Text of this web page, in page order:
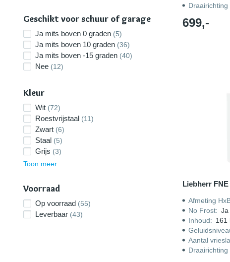
Draairichting
699,-
Liebherr FNE
Afmeting
No Frost: Ja
Inhoud: 161
Aantal
Draairichting
Geschikt voor schuur of garage
Ja mits boven 0 graden (5)
Ja mits boven 10 graden (36)
Ja mits boven -15 graden (40)
Nee (12)
Kleur
Wit (72)
Roestvrijstaal (11)
Zwart (6)
Staal (5)
Grijs (3)
Toon meer
Voorraad
Op voorraad (55)
Leverbaar (43)